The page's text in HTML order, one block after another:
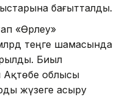
бағытталды.
«Өрлеу»
теңге шамасында
Биыл
Ақтөбе облысы
жүзеге асыру